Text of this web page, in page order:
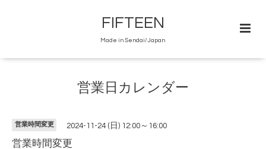
FIFTEEN
Made in Sendai/Japan
営業日カレンダー
営業時間変更 2024-11-24 (日) 12:00～16:00
営業時間変更